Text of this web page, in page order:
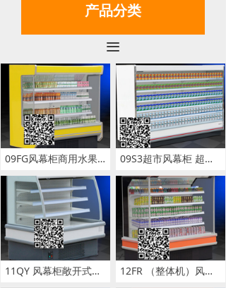
끀
产品分类
09FG风幕柜商用水果保鲜柜浙江大型超市风幕柜蔬菜牛奶冷藏展示柜 09S3超市风幕柜 超市一体风幕柜 商超便利敞开式一体风幕柜直销
11QY 风幕柜敞开式风幕柜 水果保鲜柜饮料冰棍展览柜 12FR （整体机）风幕柜商用冰箱水果冷藏柜冷藏展示柜保鲜柜批发